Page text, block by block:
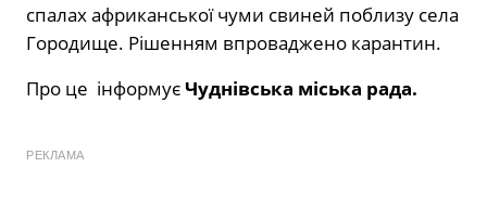
спалах африканської чуми свиней поблизу села
Городище. Рішенням впроваджено карантин.
Про це інформуєЧуднівська міська рада.
РЕКЛАМА